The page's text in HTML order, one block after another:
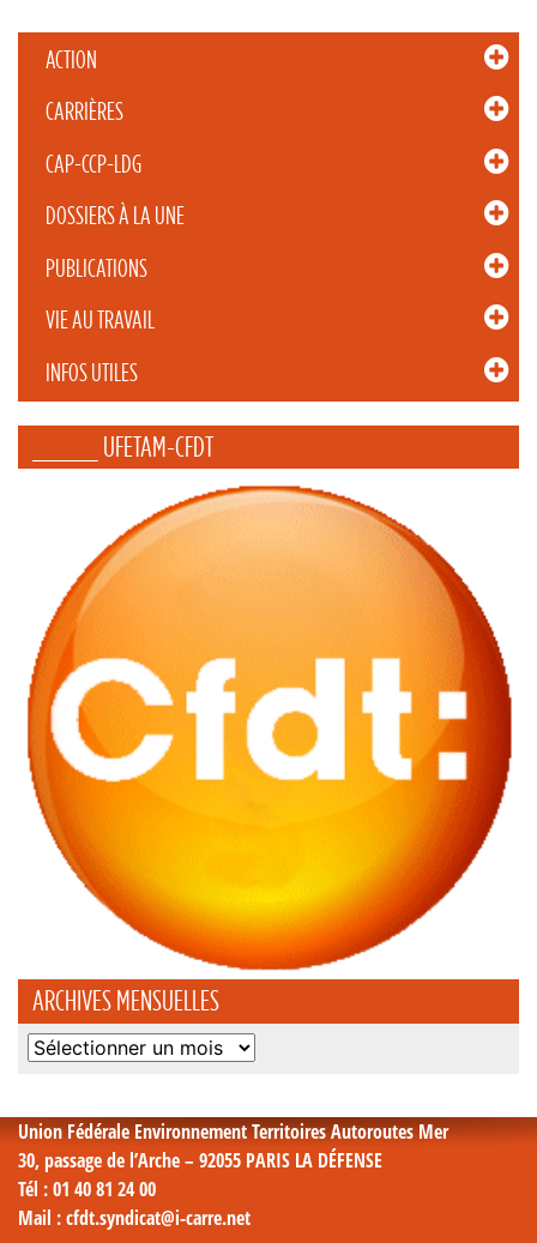
ACTION
CARRIÈRES
CAP-CCP-LDG
DOSSIERS À LA UNE
PUBLICATIONS
VIE AU TRAVAIL
INFOS UTILES
_____ UFETAM-CFDT
ARCHIVES MENSUELLES
Archives
Union Fédérale Environnement Territoires Autoroutes Mer
30, passage de l’Arche – 92055 PARIS LA DÉFENSE
Tél : 01 40 81 24 00
Mail : cfdt.syndicat@i-carre.net